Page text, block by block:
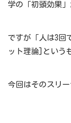
学の「初頭効果」
ですが「人は3回
ット理論]という
今回はそのスリ